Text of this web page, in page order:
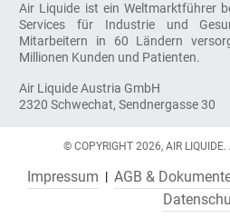
Air Liquide ist ein Weltmarktführer
Services für Industrie und
Mitarbeitern in 60 Ländern
Millionen Kunden und Patienten.
Air Liquide Austria GmbH
2320 Schwechat, Sendnergasse 30
© COPYRIGHT 2026, AIR LIQUIDE.
Impressum AGB &